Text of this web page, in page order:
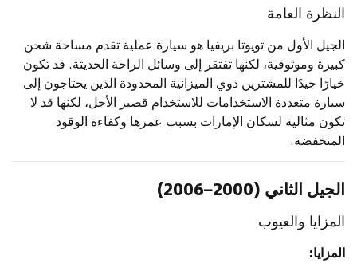
النظرة العامة
الجيل الأول من تويوتا بريفيا هو سيارة عملية تقدم مساحة شحن
كبيرة وموثوقية، لكنها تفتقر إلى وسائل الراحة الحديثة. قد تكون
خيارًا جيدًا للمشترين ذوي الميزانية المحدودة الذين يحتاجون إلى
سيارة متعددة الاستخدامات للاستخدام قصير الأجل، لكنها قد لا
تكون مثالية لسكان الإمارات بسبب عمرها وكفاءة الوقود
المنخفضة.
الجيل الثاني (2000–2006)
المزايا والعيوب
المزايا: